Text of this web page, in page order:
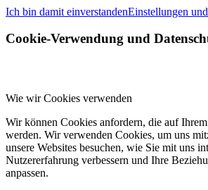
Ich bin damit einverstandenEinstellungen
Cookie-Verwendung und
Wie wir Cookies verwenden
Wir können Cookies anfordern, die auf
werden. Wir verwenden Cookies, um uns
unsere Websites besuchen, wie Sie mit uns
Nutzererfahrung verbessern und Ihre
anpassen.